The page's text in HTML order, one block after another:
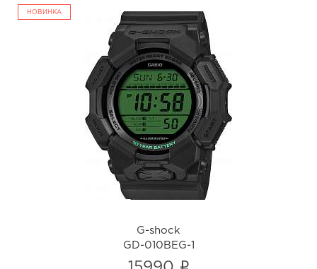
НОВИНКА
G-shock
GD-010BEG-1
i
G-shock
GD-010BEG-1